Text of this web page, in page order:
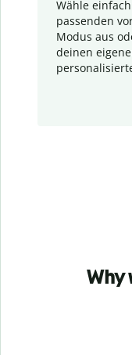
Wähle
passenden
Modus aus
deinen
Why